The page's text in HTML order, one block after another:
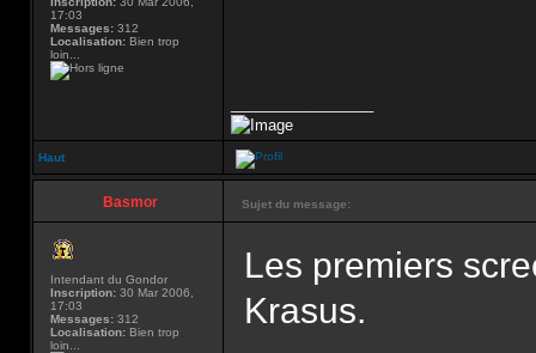
17:03
Messages: 312
Localisation: Bien trop
loin...
Haut
Basmor Sujet du message:
Intendant du Gondor
Inscription: 30 Mar 2006,
17:03
Messages: 312
Localisation: Bien trop
loin...
Les premiers
Krasus.